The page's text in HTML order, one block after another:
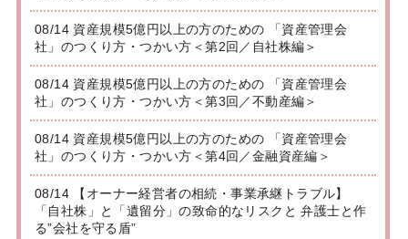
08/14 資産規模5億円以上の方のための 「資産管理会
社」のつくり方・つかい方＜第2回／自社株編＞
08/14 資産規模5億円以上の方のための 「資産管理会
社」のつくり方・つかい方＜第3回／不動産編＞
08/14 資産規模5億円以上の方のための 「資産管理会
社」のつくり方・つかい方＜第4回／金融資産編＞
08/14 【オーナー経営者の相続・事業承継トラブル】
「自社株」と「遺留分」の致命的なリスクと 弁護士と作
る”会社を守る盾”